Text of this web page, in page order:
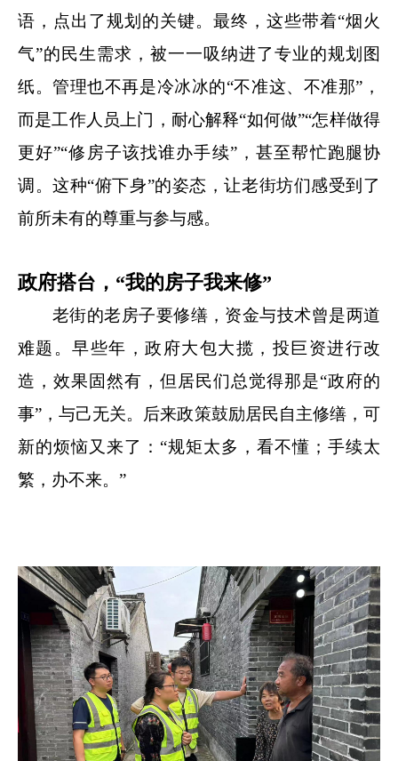
语，点出了规划的关键。最终，这些带着“烟火
气”的民生需求，被一一吸纳进了专业的规划图
纸。管理也不再是冷冰冰的“不准这、不准那”，
而是工作人员上门，耐心解释“如何做”“怎样做得
更好”“修房子该找谁办手续”，甚至帮忙跑腿协
调。这种“俯下身”的姿态，让老街坊们感受到了
前所未有的尊重与参与感。
政府搭台，“我的房子我来修”
老街的老房子要修缮，资金与技术曾是两道
难题。早些年，政府大包大揽，投巨资进行改
造，效果固然有，但居民们总觉得那是“政府的
事”，与己无关。后来政策鼓励居民自主修缮，可
新的烦恼又来了：“规矩太多，看不懂；手续太
繁，办不来。”